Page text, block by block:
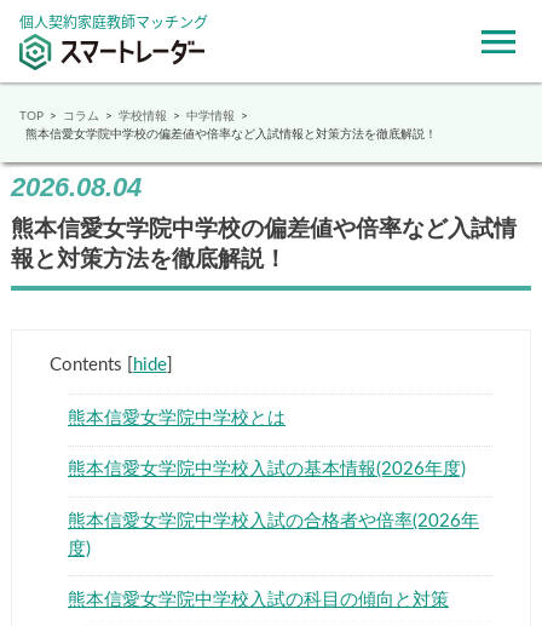
個人契約家庭教師マッチング
TOP コラム 学校情報
中学情報
熊本信愛女学院中学校の偏差値や倍率など入試情報と対策方法を徹底解説！
2026.08.04
熊本信愛女学院中学校の偏差値や倍率など入試
情報と対策方法を徹底解説！
Contents hide]
熊本信愛女学院中学校とは
熊本信愛女学院中学校入試の基本情報(2026年度)
熊本信愛女学院中学校入試の合格者や倍率(2026
年度)
熊本信愛女学院中学校入試の科目の傾向と対策